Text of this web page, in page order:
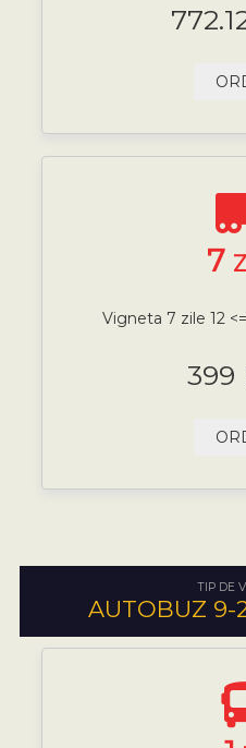
7
Vigneta 7 zile 12
399
TIP DE
AUTOBUZ 9-